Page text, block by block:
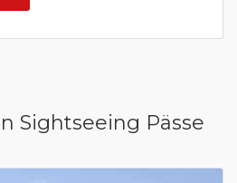
Sightseeing Pässe